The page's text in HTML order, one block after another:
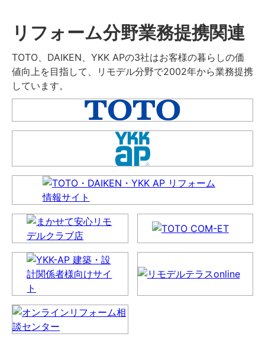
リフォーム分野業務提携関連
TOTO、DAIKEN、YKK APの3社はお客様の暮らしの価
値向上を目指して、リモデル分野で2002年から業務提携
しています。